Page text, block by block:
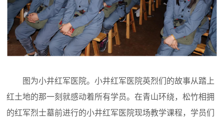
图为小井红军医院。小井红军医院英烈们的故事从踏上
红土地的那一刻就感动着所有学员。在青山环绕，松竹相拥
的红军烈士墓前进行的小井红军医院现场教学课程，学员们